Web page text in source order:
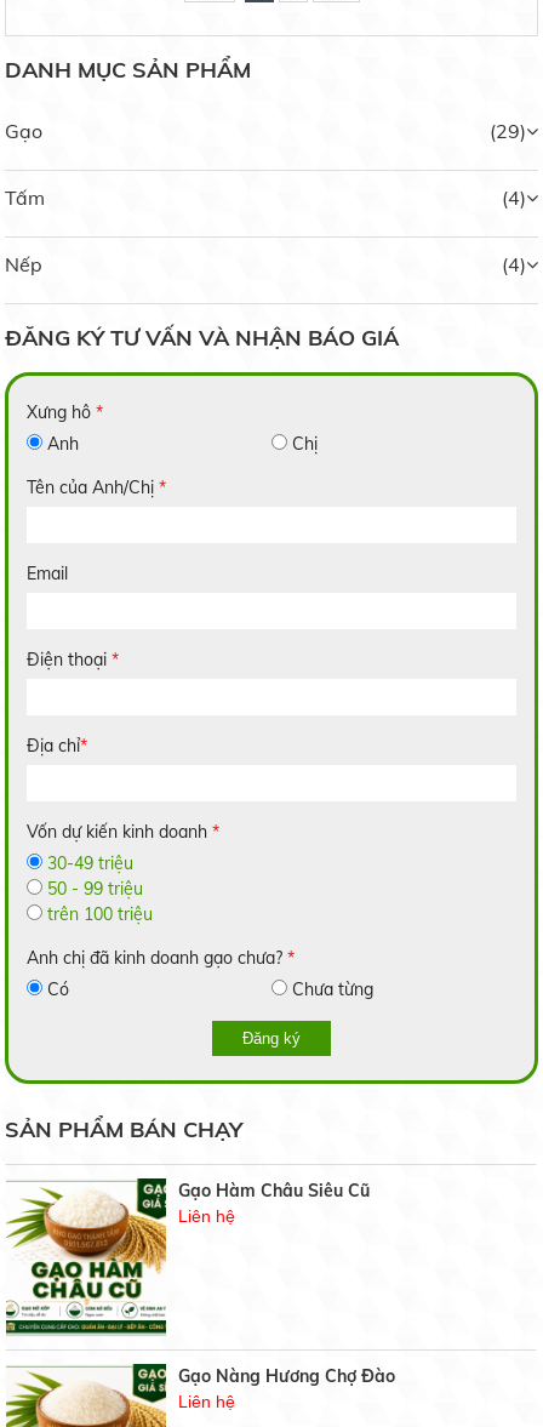
DANH MỤC SẢN PHẨM
Gạo (29)
Tấm (4)
Nếp (4)
ĐĂNG KÝ TƯ VẤN VÀ NHẬN BÁO GIÁ
Xưng hô*
Anh
Chị
Tên của Anh/Chị*
Email
Điện thoại*
Địa chỉ*
Vốn dự kiến kinh doanh*
30-49 triệu
50 - 99 triệu
trên 100 triệu
Anh chị đã kinh doanh gạo chưa?*
Có
Chưa từng
Đăng ký
SẢN PHẨM BÁN CHẠY
Nếp Nhung
Liên hệ
Gạo Hàm Châu Siêu Cũ
Liên hệ
Gạo Nàng Hương Chợ Đào
Liên hệ
19/05/2020
3 phương pháp phục hồi cây caphe nhiểm sương
21/07/2021
Gạo chuyên dùng cơm chiên
19/07/2021
Gạo sạch
17/07/2021